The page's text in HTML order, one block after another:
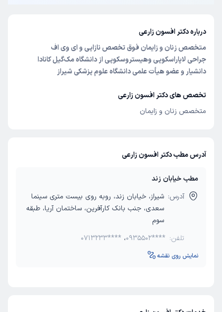
درباره دکتر افسون زارعی
متخصص زنان و زایمان فوق تخصص نازایی و ای وی اف
جراحی لاپاراسکوپی و‌هیستروسکوپی از دانشگاه مک‌گیل کانادا
دانشیار و عضو هیأت علمی دانشگاه علوم پزشکی شیراز
تخصص های دکتر افسون زارعی
متخصص زنان و زایمان
آدرس مطب دکتر افسون زارعی
مطب خیابان زند
آدرس: شیراز، خیابان زند، روبه روی بیست متری سینما
سعدی، جنب بانک کارآفرین، ساختمان آریا، طبقه
سوم
تلفن:
0713233**** ،0935502****
نمایش روی نقشه